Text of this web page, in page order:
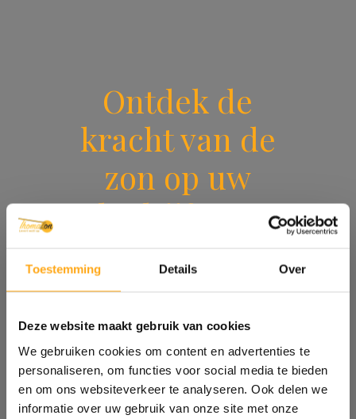
Toestemming Details Over
Deze website maakt gebruik van cookies
We gebruiken cookies om content en advertenties te
personaliseren, om functies voor social media te bieden
en om ons websiteverkeer te analyseren. Ook delen we
informatie over uw gebruik van onze site met onze
Ontdek de
kracht van de
zon op uw
bedrijf met
ThomaZon.
Neem contact op